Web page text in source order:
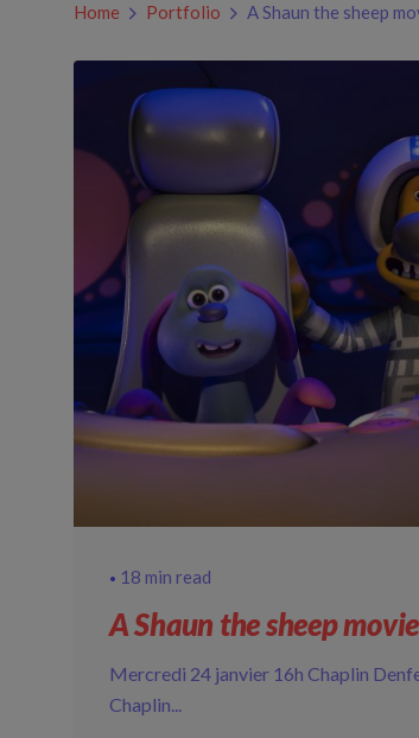
Home Portfolio A Shaun the sheep
18 min read
A Shaun the sheep
Mercredi 24 janvier 16h Chaplin
Chaplin...